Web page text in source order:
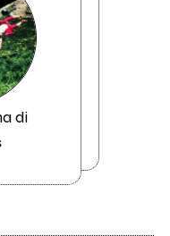
di